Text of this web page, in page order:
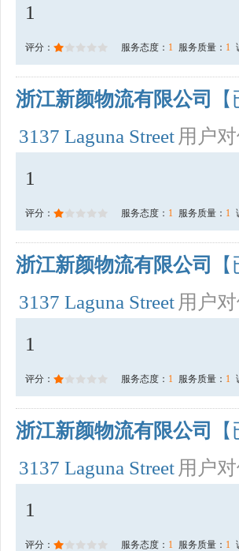
1
评分： 服务态度： 1 服务质量： 1
浙江新颜物流有限公司
3137 Laguna Street 用户
1
评分： 服务态度： 1 服务质量： 1
浙江新颜物流有限公司
3137 Laguna Street 用户
1
评分： 服务态度： 1 服务质量： 1
浙江新颜物流有限公司
3137 Laguna Street 用户
1
评分： 服务态度： 1 服务质量： 1